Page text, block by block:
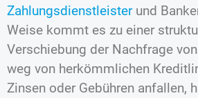
Zahlungsdienstleisterund
Weise kommt es zu einer
Verschiebung der Nachfrage
weg von herkömmlichen
Zinsen oder Gebühren anfallen,